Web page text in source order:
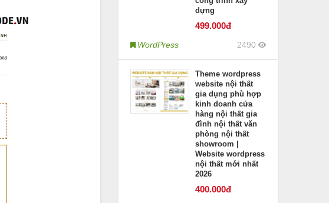
dựng
499.000đ
WordPress 2490
Theme wordpress
website nội thất
gia dụng phù hợp
kinh doanh cửa
hàng nội thất gia
đình nội thất văn
phòng nội thất
showroom |
Website wordpress
nội thất mới nhất
2026
400.000đ